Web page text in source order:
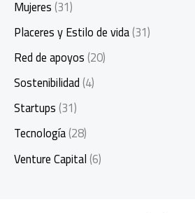
Mujeres(31)
Placeres y Estilo de vida(31)
Red de apoyos(20)
Sostenibilidad(4)
Startups(31)
Tecnología(28)
Venture Capital(6)